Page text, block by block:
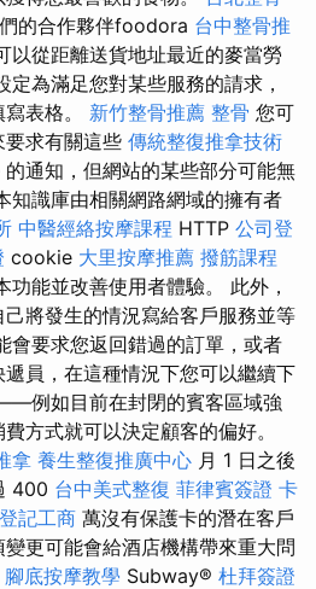
的合作夥伴foodora 台中整骨推
以從距離送貨地址最近的麥當勞
為滿足您對某些服務的請求，
表格。 新竹整骨推薦 整骨 您可
求有關這些 傳統整復推拿技術
通知，但網站的某些部分可能無
知識庫由相關網路網域的擁有者
中醫經絡按摩課程 HTTP 公司登
cookie 大里按摩推薦 撥筋課程
功能並改善使用者體驗。 此外，
將發生的情況寫給客戶服務並等
會要求您返回錯過的訂單，或者
員，在這種情況下您可以繼續下
例如目前在封閉的賓客區域強
方式就可以決定顧客的偏好。
拿 養生整復推廣中心 月 1 日之後
400 台中美式整復 菲律賓簽證 卡
登記工商 萬沒有保護卡的潛在客戶
更可能會給酒店機構帶來重大問
腳底按摩教學 Subway® 杜拜簽證